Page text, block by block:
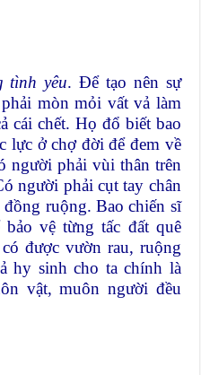
tình yêu. Để tạo nên sự
mòn mỏi vất vả làm
cái chết. Họ đổ biết bao
lực ở chợ đời để đem về
người phải vùi thân trên
người phải cụt tay chân
ruộng. Bao chiến sĩ
vệ từng tấc đất quê
được vườn rau, ruộng
hy sinh cho ta chính là
vật, muôn người đều